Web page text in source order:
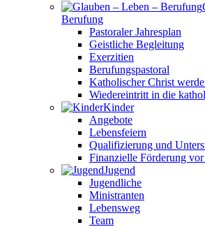
Berufung
Pastoraler Jahresplan
Geistliche Begleitung
Exerzitien
Berufungspastoral
Katholischer Christ
Wiedereintritt in die
Kinder
Angebote
Lebensfeiern
Qualifizierung und
Finanzielle Förderung
Jugend
Jugendliche
Ministranten
Lebensweg
Team